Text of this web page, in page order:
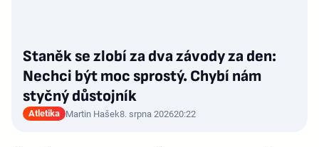
Staněk se zlobí za dva závody za den:
Nechci být moc sprostý. Chybí nám
styčný důstojník
Atletika Martin Hašek8. srpna 202620:22